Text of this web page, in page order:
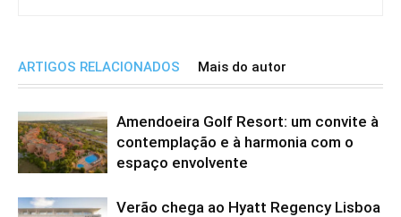
ARTIGOS RELACIONADOS Mais do autor
Amendoeira Golf Resort: um convite à
contemplação e à harmonia com o
espaço envolvente
Verão chega ao Hyatt Regency Lisboa